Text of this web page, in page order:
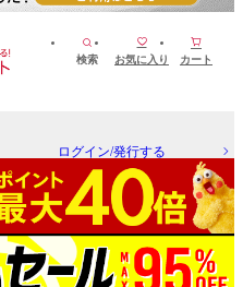
検索 お気に入り カート
ログイン/発行する